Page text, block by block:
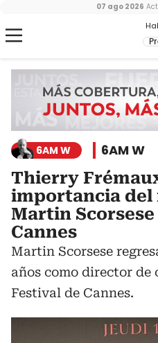
07 ago 2026
6AM W 6AM W
Thierry
importancia del
Martin
Cannes
Martin Scorsese
años como director de
Festival de Cannes.